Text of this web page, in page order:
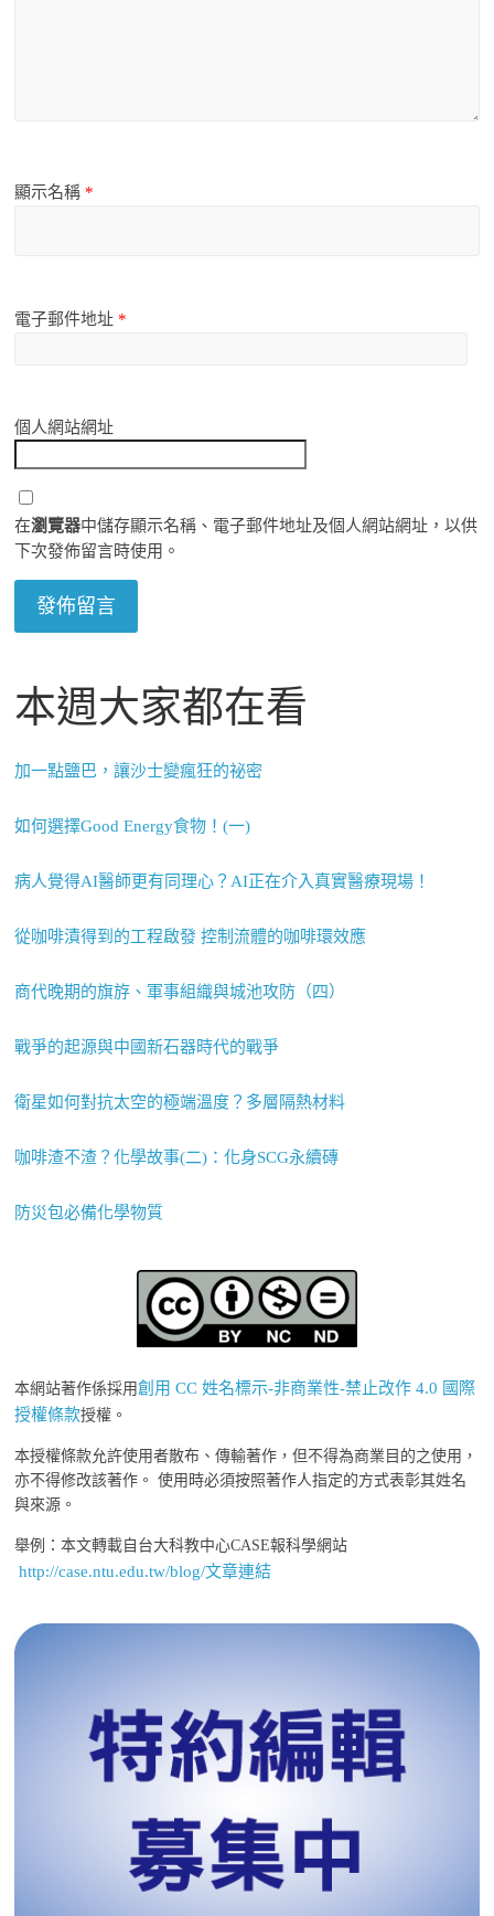
顯示名稱 *
電子郵件地址 *
個人網站網址
在瀏覽器中儲存顯示名稱、電子郵件地址及個人網站網址，以供
下次發佈留言時使用。
本週大家都在看
加一點鹽巴，讓沙士變瘋狂的祕密
如何選擇Good Energy食物！(一)
病人覺得AI醫師更有同理心？AI正在介入真實醫療現場！
從咖啡漬得到的工程啟發 控制流體的咖啡環效應
商代晚期的旗斿、軍事組織與城池攻防（四）
戰爭的起源與中國新石器時代的戰爭
衛星如何對抗太空的極端溫度？多層隔熱材料
咖啡渣不渣？化學故事(二)：化身SCG永續磚
防災包必備化學物質
本網站著作係採用創用 CC 姓名標示-非商業性-禁止改作 4.0 國際
授權條款授權。
本授權條款允許使用者散布、傳輸著作，但不得為商業目的之使用，
亦不得修改該著作。 使用時必須按照著作人指定的方式表彰其姓名
與來源。
舉例：本文轉載自台大科教中心CASE報科學網站
http://case.ntu.edu.tw/blog/文章連結